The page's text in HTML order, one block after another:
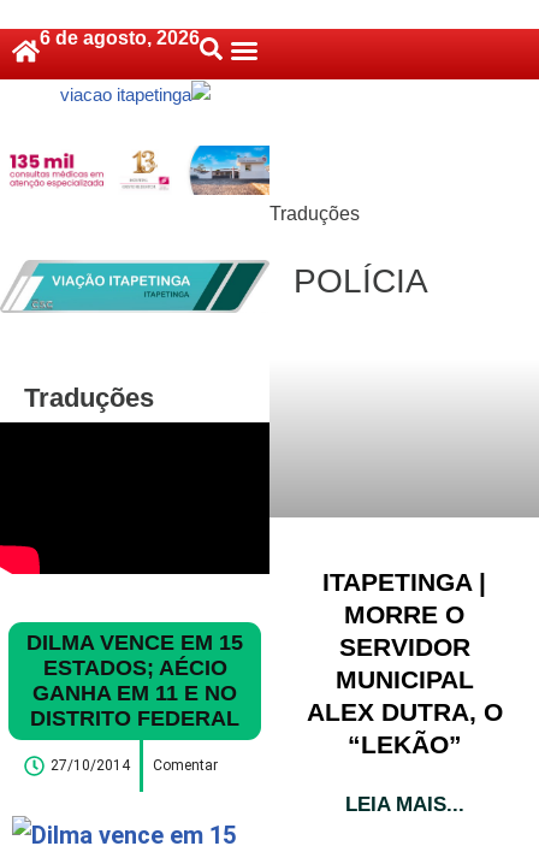
Pular
conteúdo
6 de agosto, 2026
Traduções
DILMA VENCE EM 15
ESTADOS; AÉCIO
GANHA EM 11 E NO
DISTRITO FEDERAL
27/10/2014 Comentar
Traduções
POLÍCIA
ITAPETINGA |
MORRE O
SERVIDOR
MUNICIPAL
ALEX DUTRA, O
“LEKÃO”
LEIA MAIS...